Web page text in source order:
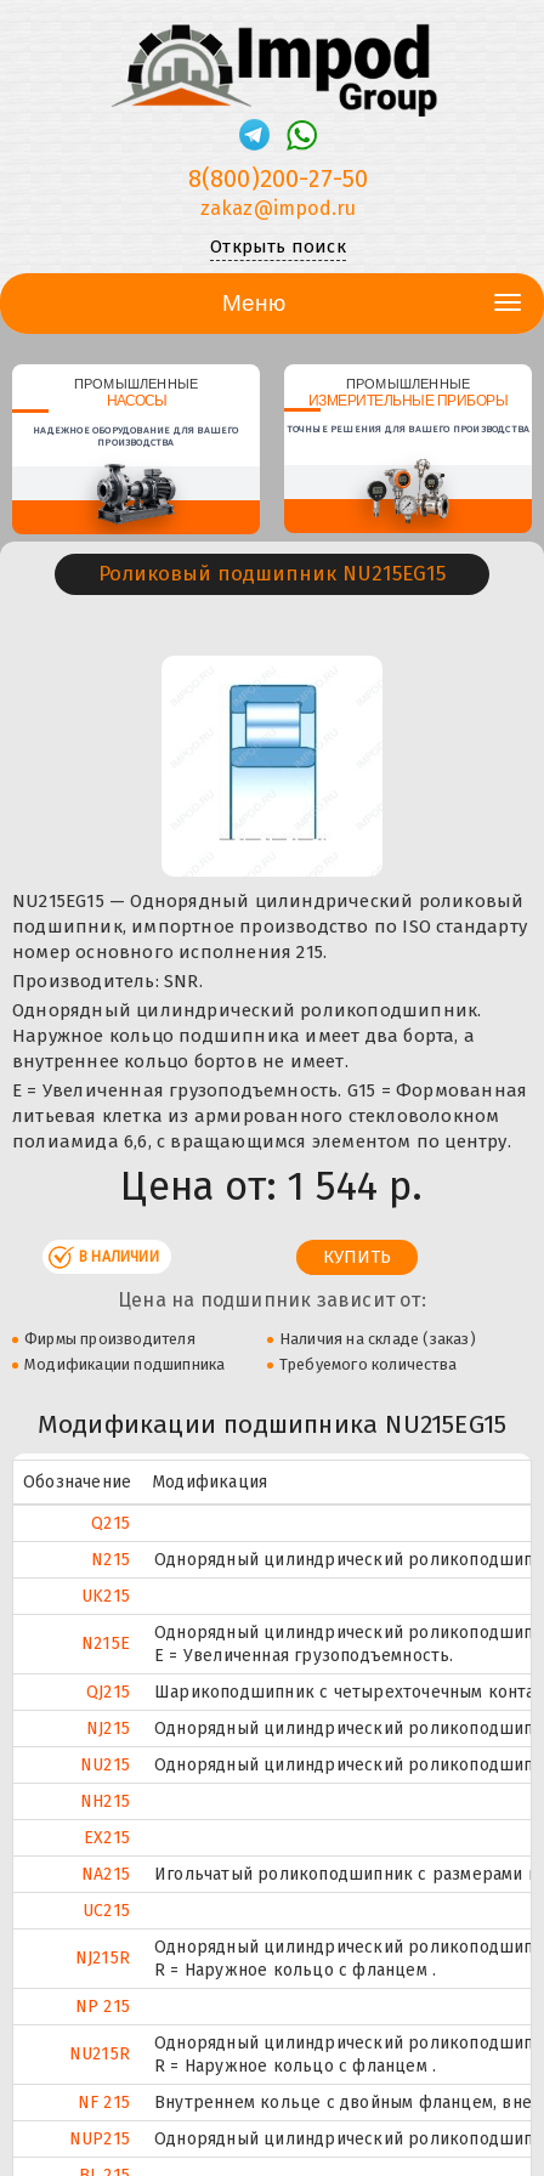
8(800)200-27-50
zakaz@impod.ru
Открыть поиск
Меню
ПРОМЫШЛЕННЫЕ
НАСОСЫ
НАДЕЖНОЕ ОБОРУДОВАНИЕ ДЛЯ ВАШЕГО
ПРОИЗВОДСТВА
ПРОМЫШЛЕННЫЕ
ИЗМЕРИТЕЛЬНЫЕ ПРИБОРЫ
ТОЧНЫЕ РЕШЕНИЯ ДЛЯ ВАШЕГО ПРОИЗВОДСТВА
Роликовый подшипник NU215EG15
NU215EG15 — Однорядный цилиндрический роликовый
подшипник, импортное производство по ISO стандарту
номер основного исполнения 215.
Производитель: SNR.
Однорядный цилиндрический роликоподшипник.
Наружное кольцо подшипника имеет два борта, а
внутреннее кольцо бортов не имеет.
E = Увеличенная грузоподъемность. G15 = Формованная
литьевая клетка из армированного стекловолокном
полиамида 6,6, с вращающимся элементом по центру.
Цена от: 1 544 р.
В НАЛИЧИИ
Цена на подшипник зависит от:
Фирмы производителя
Наличия на складе (заказ)
Модификации подшипника
Требуемого количества
Модификации подшипника NU215EG15
Обозначение
Модификация
Q215
N215
Однорядный цилиндрический
UK215
N215E
Однорядный цилиндрический
Е = Увеличенная грузоподъемность.
QJ215
Шарикоподшипник с четырехточечным
NJ215
Однорядный цилиндрический
NU215
Однорядный цилиндрический
NH215
EX215
NA215
Игольчатый роликоподшипник с размерами
UC215
NJ215R
Однорядный цилиндрический
R = Наружное кольцо с фланцем .
NP 215
NU215R
Однорядный цилиндрический
R = Наружное кольцо с фланцем .
NF 215
Внутреннем кольце с двойным фланцем,
NUP215
Однорядный цилиндрический